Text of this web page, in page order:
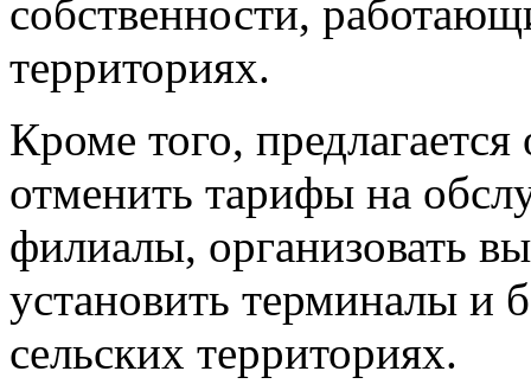
собственности,
территориях.
Кроме того,
отменить тарифы на
филиалы, организовать
установить терминалы и
сельских территориях.